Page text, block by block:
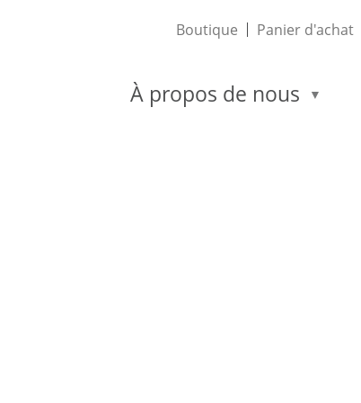
Boutique Panier d'achat
À propos de nous